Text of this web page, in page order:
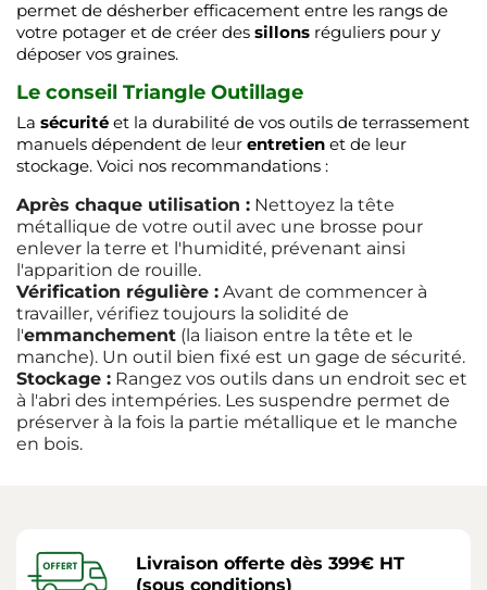
permet de désherber efficacement entre les rangs de
votre potager et de créer des sillons réguliers pour y
déposer vos graines.
Le conseil Triangle Outillage
La sécurité et la durabilité de vos outils de terrassement
manuels dépendent de leur entretien et de leur
stockage. Voici nos recommandations :
Après chaque utilisation : Nettoyez la tête
métallique de votre outil avec une brosse pour
enlever la terre et l'humidité, prévenant ainsi
l'apparition de rouille.
Vérification régulière : Avant de commencer à
travailler, vérifiez toujours la solidité de
l'emmanchement (la liaison entre la tête et le
manche). Un outil bien fixé est un gage de sécurité.
Stockage : Rangez vos outils dans un endroit sec et
à l'abri des intempéries. Les suspendre permet de
préserver à la fois la partie métallique et le manche
en bois.
Livraison offerte dès 399€ HT
(sous conditions)